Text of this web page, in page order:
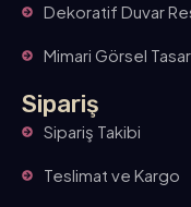
Dekoratif Duvar
Mimari Görsel
Sipariş
Sipariş Takibi
Teslimat ve Kargo